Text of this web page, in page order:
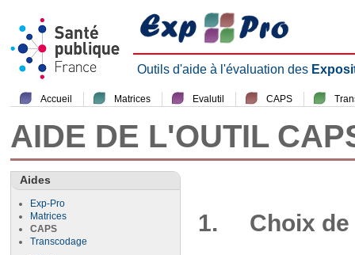
Outils d'aide à l'évaluation des
Accueil Matrices Evalutil CAPS
AIDE DE L'OUTIL
Aides
Exp-Pro
Matrices
CAPS
Transcodage
1. Choix de